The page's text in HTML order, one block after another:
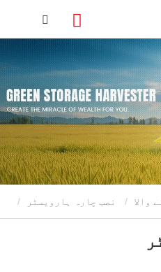
والا نصب چارہ ہارویسٹر